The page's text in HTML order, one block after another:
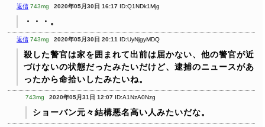
返信 743mg 2020年05月30日 16:17 ID:Q1NDk1Mjg
・・・。
返信 743mg 2020年05月30日 20:11 ID:UyNjgyMDQ
殺した警官は家を囲まれて出前は届かない、他の警官が近
づけないの状態だったみたいだけど、逮捕のニュースがあ
ったから命拾いしたみたいね。
743mg 2020年05月31日 12:07 ID:A1NzA0Nzg
ショーバン元々結構悪名高い人みたいだな。